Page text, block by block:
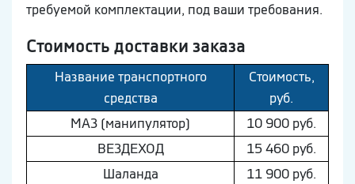
требуемой комплектации, под ваши требования.
Стоимость доставки заказа
Название транспортного
средства
Стоимость,
руб.
МAЗ (манипулятор)
10 900 руб.
ВEЗДEХОД
15 460 руб.
Шaлaнда
11 900 руб.